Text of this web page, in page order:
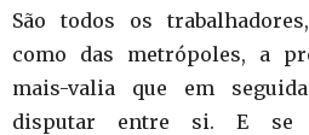
São todos os
como das metrópoles, a
mais-valia que em
disputar entre si. E se